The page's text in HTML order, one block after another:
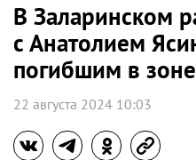
В Заларинском
с Анатолием
погибшим в
22 августа 2024 10:03